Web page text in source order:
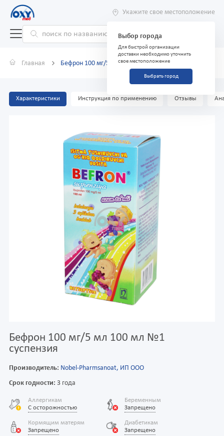
Укажите свое местоположение
Выбор города
Для быстрой организации
доставки необходимо уточнить
свое местоположение
Выбрать город
Главная Бефрон 100 мг/5 мл 100 мл №1 суспензия
Характеристики Инструкция по применению Отзывы
Бефрон 100 мг/5 мл 100 мл №1
суспензия
Производитель: Nobel-Pharmsanoat, ИП ООО
Срок годности: 3 года
Аллергикам
С осторожностью
Беременным
Запрещено
Кормящим матерям
Запрещено
Диабетикам
Запрещено